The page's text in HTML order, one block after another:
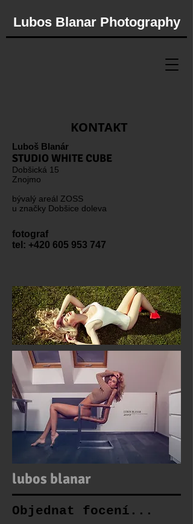
Lubos Blanar Photography​
KONTAKT
Luboš Blanár
STUDIO WHITE CUBE
Dobšická 15
Znojmo
bývalý areál ZOSS
u značky Dobšice doleva
fotograf
tel: +420 605 953 747
lubos blanar
Objednat focení...